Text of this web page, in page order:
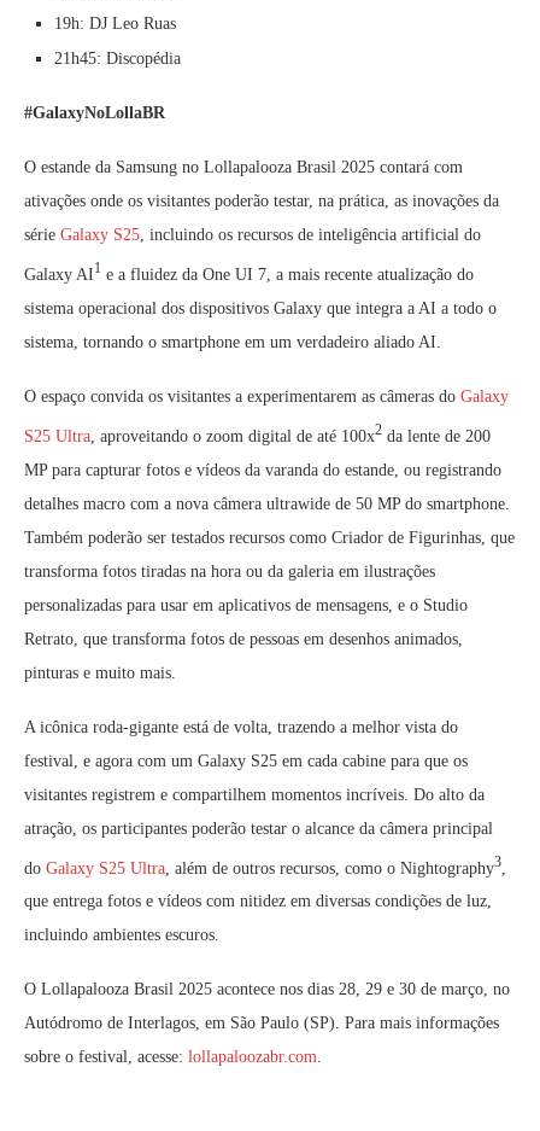
19h: DJ Leo Ruas
21h45: Discopédia
#GalaxyNoLollaBR
O estande da Samsung no Lollapalooza Brasil 2025 contará com
ativações onde os visitantes poderão testar, na prática, as inovações da
série Galaxy S25, incluindo os recursos de inteligência artificial do
Galaxy AI1 e a fluidez da One UI 7, a mais recente atualização do
sistema operacional dos dispositivos Galaxy que integra a AI a todo o
sistema, tornando o smartphone em um verdadeiro aliado AI.
O espaço convida os visitantes a experimentarem as câmeras do Galaxy
S25 Ultra , aproveitando o zoom digital de até 100x2 da lente de 200
MP para capturar fotos e vídeos da varanda do estande, ou registrando
detalhes macro com a nova câmera ultrawide de 50 MP do smartphone.
Também poderão ser testados recursos como Criador de Figurinhas, que
transforma fotos tiradas na hora ou da galeria em ilustrações
personalizadas para usar em aplicativos de mensagens, e o Studio
Retrato, que transforma fotos de pessoas em desenhos animados,
pinturas e muito mais.
A icônica roda-gigante está de volta, trazendo a melhor vista do
festival, e agora com um Galaxy S25 em cada cabine para que os
visitantes registrem e compartilhem momentos incríveis. Do alto da
atração, os participantes poderão testar o alcance da câmera principal
do Galaxy S25 Ultra , além de outros recursos, como o Nightography3
que entrega fotos e vídeos com nitidez em diversas condições de luz,
incluindo ambientes escuros.
O Lollapalooza Brasil 2025 acontece nos dias 28, 29 e 30 de março, no
Autódromo de Interlagos, em São Paulo (SP). Para mais informações
sobre o festival, acesse: lollapaloozabr.com.